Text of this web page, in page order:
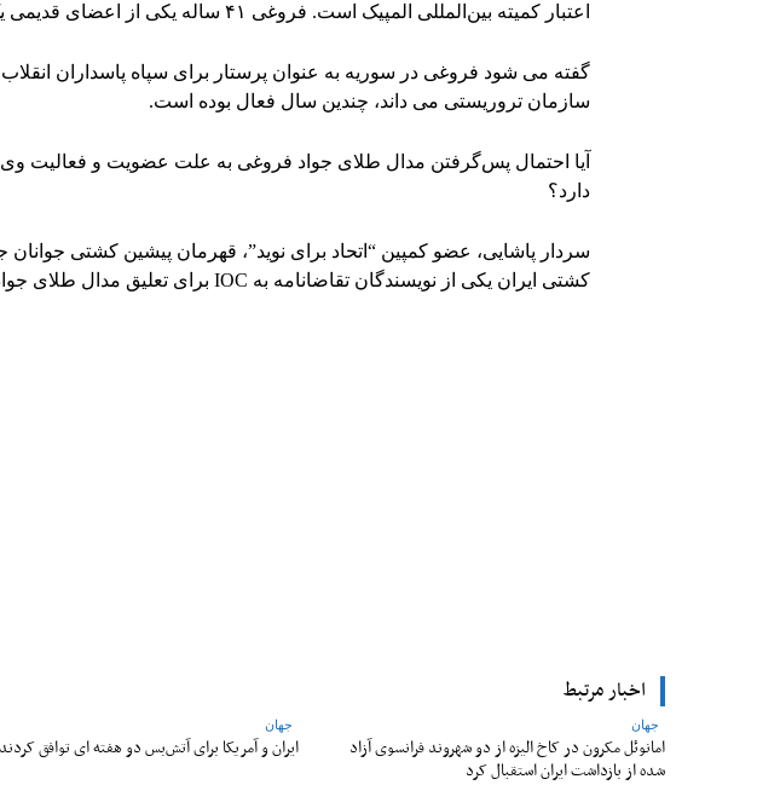
اعتبار کمیته بین‌المللی المپیک است. فروغی ۴۱ ساله یکی از اعضای قدیمی یک سازمان تروریستی است.»
گفته می شود فروغی در سوریه به عنوان پرستار برای سپاه پاسداران انقلاب
سازمان تروریستی می داند، چندین سال فعال بوده است.
آیا احتمال پس‌گرفتن مدال طلای جواد فروغی به علت عضویت و فعالیت وی
دارد؟
سردار پاشایی، عضو کمپین “اتحاد برای نوید”، قهرمان پیشین کشتی
کشتی ایران یکی از نویسندگان تقاضانامه به IOC برای تعلیق مدال طلای جواد فروغی است.
اخبار مرتبط
جهان
ایران و آمریکا برای آتش‌بس دو هفته‌ ای توافق کردند
جهان
امانوئل مکرون در کاخ الیزه از دو شهروند فرانسوی آزاد
شده از بازداشت ایران استقبال کرد